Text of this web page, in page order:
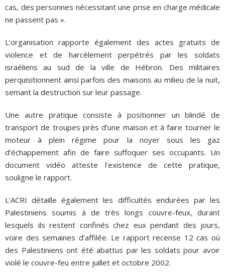
cas, des personnes nécessitant une prise en charge médicale
ne passent pas ».
L’organisation rapporte également des actes gratuits de
violence et de harcèlement perpétrés par les soldats
israéliens au sud de la ville de Hébron. Des militaires
perquisitionnent ainsi parfois des maisons au milieu de la nuit,
semant la destruction sur leur passage.
Une autre pratique consiste à positionner un blindé de
transport de troupes près d’une maison et à faire tourner le
moteur à plein régime pour la noyer sous les gaz
d’échappement afin de faire suffoquer ses occupants. Un
document vidéo atteste l’existence de cette pratique,
souligne le rapport.
L’ACRI détaille également les difficultés endurées par les
Palestiniens soumis à de très longs couvre-feux, durant
lesquels ils restent confinés chez eux pendant des jours,
voire des semaines d’affilée. Le rapport recense 12 cas où
des Palestiniens ont été abattus par les soldats pour avoir
violé le couvre-feu entre juillet et octobre 2002.